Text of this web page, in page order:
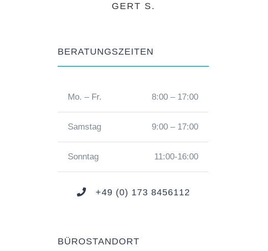
GERT S.
BERATUNGSZEITEN
Mo. – Fr. 8:00 – 17:00
Samstag 9:00 – 17:00
Sonntag 11:00-16:00
+49 (0) 173 8456112
BÜROSTANDORT